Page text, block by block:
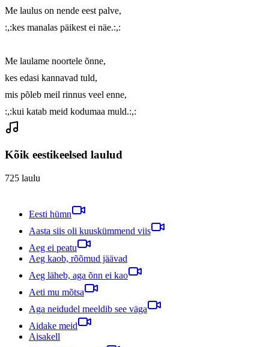
Me laulus on nende eest palve,
:,:kes manalas päikest ei näe.:,:
Me laulame noortele õnne,
kes edasi kannavad tuld,
mis põleb meil rinnus veel enne,
Kõik eestikeelsed laulud
725 laulu
Eesti hümn
Aasta siis oli kuuskümmend viis
Aeg ei peatu
Aeg kaob, rõõmud jäävad
Aeg läheb, aga õnn ei kao
Aeti mu mõtsa
Aga neidudel meeldib see väga
Aidake meid
Aisakell